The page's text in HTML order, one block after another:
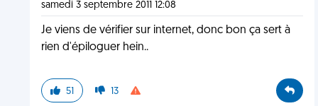
samedi 3 septembre 2011 12:08
Je viens de vérifier sur internet, donc bon ça sert à
rien d'épiloguer hein..
51 13